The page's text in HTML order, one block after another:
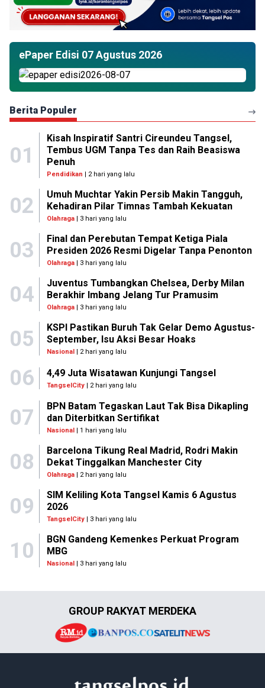
ePaper Edisi 07 Agustus 2026
Berita Populer
01
Kisah Inspiratif Santri Cireundeu Tangsel,
Tembus UGM Tanpa Tes dan Raih Beasiswa
Penuh
Pendidikan | 2 hari yang lalu
02
Umuh Muchtar Yakin Persib Makin Tangguh,
Kehadiran Pilar Timnas Tambah Kekuatan
Olahraga| 3 hari yang lalu
03
Final dan Perebutan Tempat Ketiga Piala
Presiden 2026 Resmi Digelar Tanpa Penonton
Olahraga| 3 hari yang lalu
04
Juventus Tumbangkan Chelsea, Derby Milan
Berakhir Imbang Jelang Tur Pramusim
Olahraga| 3 hari yang lalu
05
KSPI Pastikan Buruh Tak Gelar Demo Agustus-
September, Isu Aksi Besar Hoaks
Nasional| 2 hari yang lalu
06 4,49 Juta Wisatawan Kunjungi Tangsel
TangselCity | 2 hari yang lalu
07
BPN Batam Tegaskan Laut Tak Bisa Dikapling
dan Diterbitkan Sertifikat
Nasional| 1 hari yang lalu
08
Barcelona Tikung Real Madrid, Rodri Makin
Dekat Tinggalkan Manchester City
Olahraga| 2 hari yang lalu
09
SIM Keliling Kota Tangsel Kamis 6 Agustus
2026
TangselCity| 3 hari yang lalu
10
BGN Gandeng Kemenkes Perkuat Program
MBG
Nasional| 3 hari yang lalu
GROUP RAKYAT MERDEKA